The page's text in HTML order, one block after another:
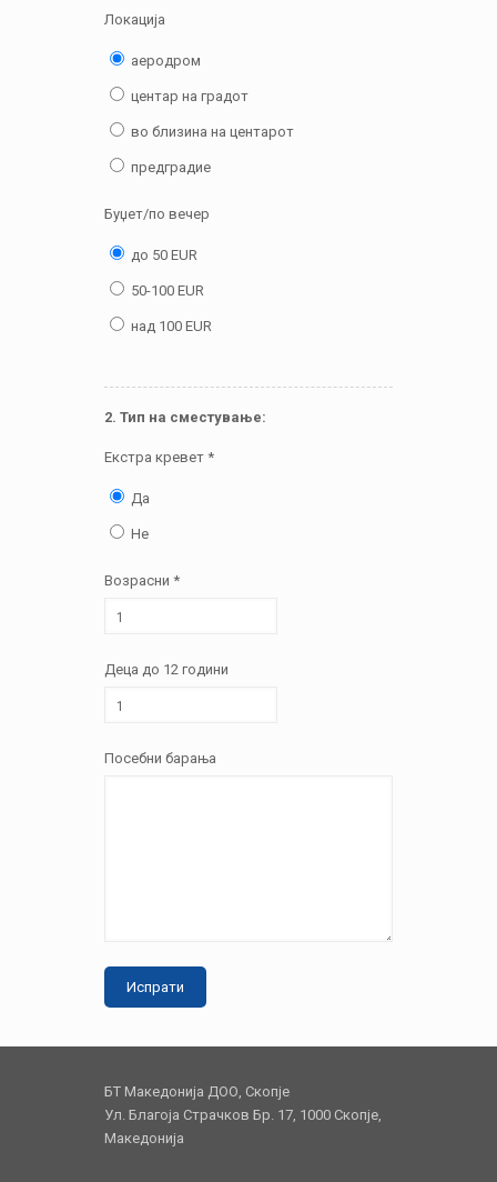
Локација
аеродром
центар на градот
во близина на центарот
предградие
Буџет/по вечер
до 50 EUR
50-100 EUR
над 100 EUR
2. Тип на сместување:
Екстра кревет *
Да
Не
Возрасни *
Деца до 12 години
Посебни барања
БТ Македонија ДОО, Скопје
Ул. Благоја Страчков Бр. 17, 1000 Скопје,
Македонија